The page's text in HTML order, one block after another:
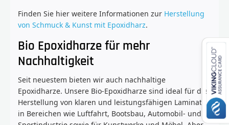
Finden Sie hier weitere Informationen zur Herstellung
von Schmuck & Kunst mit Epoxidharz.
Bio Epoxidharze für mehr
Nachhaltigkeit
Seit neuestem bieten wir auch nachhaltige
Epoxidharze. Unsere Bio-Epoxidharze sind ideal für die
Herstellung von klaren und leistungsfähigen Laminaten
in Bereichen wie Luftfahrt, Bootsbau, Automobil- und